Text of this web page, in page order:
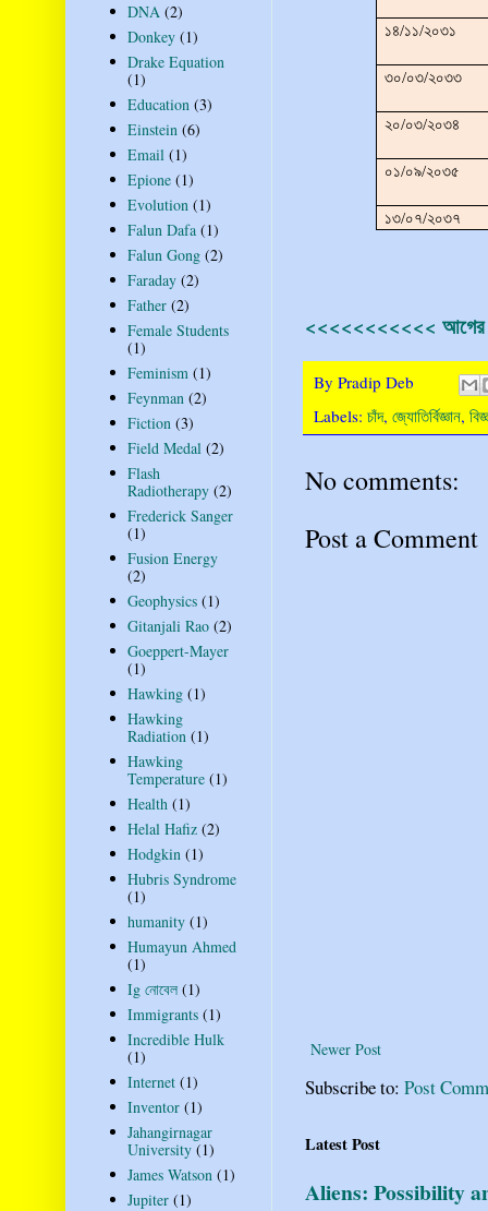
১৪/১১/২০৩১
৩০/০৩/২০৩৩
২০/০৩/২০৩৪
০১/০৯/২০৩৫
১৩/০৭/২০৩৭
<<<<<<<<<<< আগের
By Pradip Deb
Labels: চাঁদ, জ্যোতির্বিজ্ঞান,
No comments:
Post a Comment
Newer Post
Subscribe to: Post
Latest Post
Aliens: Possibility
DNA (2)
Donkey (1)
Drake Equation
(1)
Education (3)
Einstein (6)
Email (1)
Epione (1)
Evolution (1)
Falun Dafa (1)
Falun Gong (2)
Faraday (2)
Father (2)
Female Students
(1)
Feminism (1)
Feynman (2)
Fiction (3)
Field Medal (2)
Flash
Radiotherapy (2)
Frederick Sanger
(1)
Fusion Energy
(2)
Geophysics (1)
Gitanjali Rao (2)
Goeppert-Mayer
(1)
Hawking (1)
Hawking
Radiation (1)
Hawking
Temperature (1)
Health (1)
Helal Hafiz (2)
Hodgkin (1)
Hubris Syndrome
(1)
humanity (1)
Humayun Ahmed
(1)
Ig নোবেল (1)
Immigrants (1)
Incredible Hulk
(1)
Internet (1)
Inventor (1)
Jahangirnagar
University (1)
James Watson (1)
Jupiter (1)